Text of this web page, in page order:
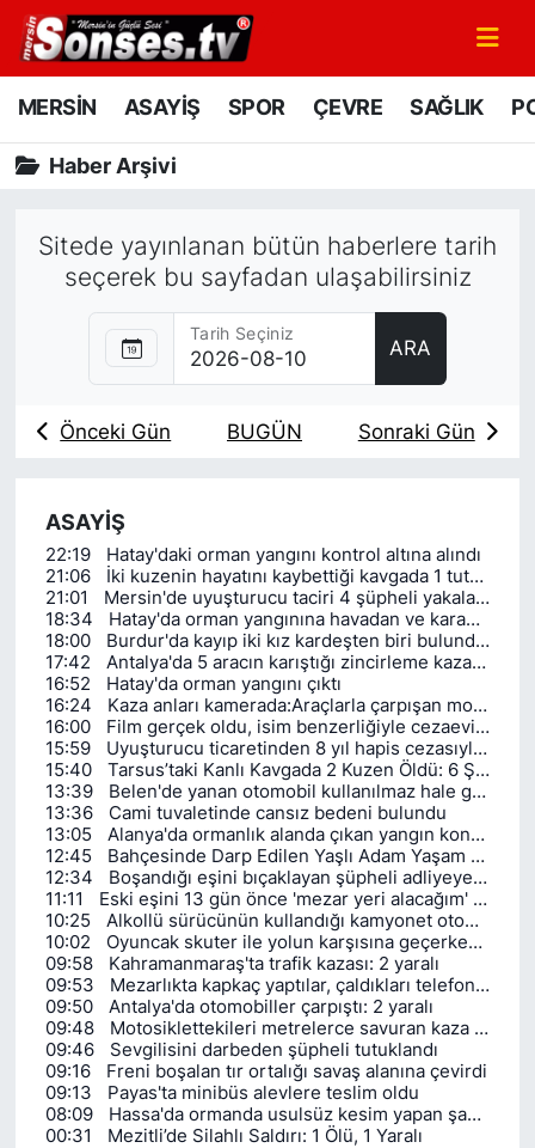
MERSİN ASAYİŞ SPOR ÇEVRE SAĞLIK
Haber Arşivi
Sitede yayınlanan bütün haberlere tarih
seçerek bu sayfadan ulaşabilirsiniz
Tarih Seçiniz
ARA
Önceki Gün BUGÜN Sonraki Gün
ASAYİŞ
22:19
Hatay'daki orman yangını kontrol altına alındı
21:06
İki kuzenin hayatını kaybettiği kavgada 1 tutuklama
21:01
Mersin'de uyuşturucu taciri 4 şüpheli yakalanıp tutuklandı
18:34
Hatay'da orman yangınına havadan ve karadan müdahale sürüyor
18:00
Burdur'da kayıp iki kız kardeşten biri bulundu, diğeri aranıyor
17:42
Antalya'da 5 aracın karıştığı zincirleme kazada 6 kişi yaralandı
16:52
Hatay'da orman yangını çıktı
16:24
Kaza anları kamerada:Araçlarla çarpışan motosiklet ve elektrikli bisiklet sürücüleri yaralandı
16:00
Film gerçek oldu, isim benzerliğiyle cezaevine girdi: 'Pardon' denilerek tahliye edildi
15:59
Uyuşturucu ticaretinden 8 yıl hapis cezasıyla aranan hükümlü yakalandı
15:40
Tarsus’taki Kanlı Kavgada 2 Kuzen Öldü: 6 Şüpheli Adliyede
13:39
Belen'de yanan otomobil kullanılmaz hale geldi
13:36
Cami tuvaletinde cansız bedeni bulundu
13:05
Alanya'da ormanlık alanda çıkan yangın kontrol altına alındı
12:45
Bahçesinde Darp Edilen Yaşlı Adam Yaşam Savaşını Kaybetti
12:34
Boşandığı eşini bıçaklayan şüpheli adliyeye sevk edildi
11:11
Eski eşini 13 gün önce 'mezar yeri alacağım' diyerek tehdit etmişti: 8 yerinden bıçakladı
10:25
Alkollü sürücünün kullandığı kamyonet otomobile çarptı: 1 yaralı
10:02
Oyuncak skuter ile yolun karşısına geçerken oto kurtarıcının çarptığı 4 yaşındaki çocuk yaralandı
09:58
Kahramanmaraş'ta trafik kazası: 2 yaralı
09:53
Mezarlıkta kapkaç yaptılar, çaldıkları telefondan 97 bin TL aktardılar
09:50
Antalya'da otomobiller çarpıştı: 2 yaralı
09:48
Motosiklettekileri metrelerce savuran kaza kamerada
09:46
Sevgilisini darbeden şüpheli tutuklandı
09:16
Freni boşalan tır ortalığı savaş alanına çevirdi
09:13
Payas'ta minibüs alevlere teslim oldu
08:09
Hassa'da ormanda usulsüz kesim yapan şahıslar yakalandı
00:31
Mezitli’de Silahlı Saldırı: 1 Ölü, 1 Yaralı
MERSİN
ASAYİŞ
GÜNÜN MANŞETİ
DÜNYA
SAĞLIK
Siyaset
YEREL HABER
Haberde insan
Tanıtım
Mersin Nöbetçi Eczaneler
Mersin Hava Durumu
Mersin Trafik Yoğunluk Haritası
Süper Lig Puan Durumu ve Fikstür
Haber Arşivi